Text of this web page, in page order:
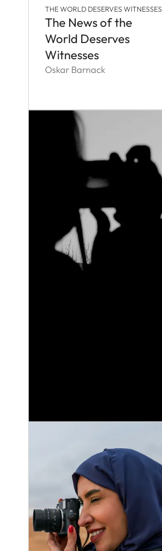
THE WORLD DESERVES WITNESSES
The News of the
World Deserves
Witnesses
Oskar Barnack